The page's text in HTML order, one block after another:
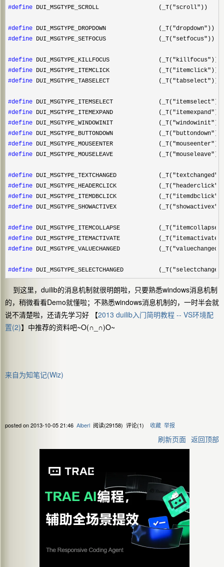
#define DUI_MSGTYPE_SCROLL                 (_T("scroll"))
#define
#define DUI_MSGTYPE_SETFOCUS               (_T("setfocus"))
#define
#define
#define DUI_MSGTYPE_TABSELECT              (_T("tabselect"))
#define
#define
#define
#define
#define
#define DUI_MSGTYPE_MOUSELEAVE             (_T("mouseleave"))
#define
#define
#define
#define DUI_MSGTYPE_SHOWACTIVEX
#define
#define
#define DUI_MSGTYPE_VALUECHANGED
#define DUI_MSGTYPE_SELECTCHANGED
到这里，duilib的消息机制就很明朗啦，只要熟悉windows消息机制
的，稍微看看Demo就懂啦；不熟悉windows消息机制的，一时半会就
说不清楚啦，还请先学习好 【2013 duilib入门简明教程 -- VS环境配
置(2)】中推荐的资料吧~O(∩_∩)O~
来自为知笔记(Wiz)
posted on2013-10-05 21:46 Alberl 阅读(29158) 评论(1) 收藏 举报
刷新页面 返回顶部